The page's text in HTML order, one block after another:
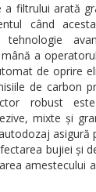
a filtrului arată
când
a
de oprire
de carbon
robust
mixte și
bujiei și
amestecului